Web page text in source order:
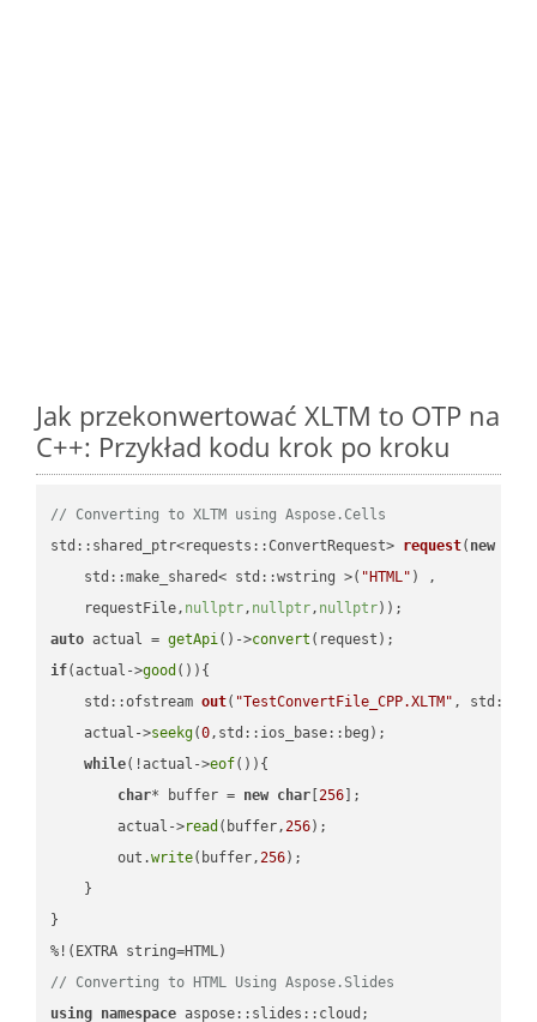
Jak przekonwertować XLTM to OTP na
C++: Przykład kodu krok po kroku
// Converting to XLTM using Aspose.Cells
std::shared_ptr<requests::ConvertRequest> request( new
    std::make_shared< std::wstring >(
"HTML" ) ,
    requestFile,
nullptr, nullptr, nullptr))
auto actual = getApi()->convert
if(actual->good ()){
std::ofstream out( "TestConvertFile_CPP.XLTM" ,
    actual->
seekg(0,std::ios_base::beg);
while(!actual->eof()){
char* buffer = new char [256 ];
        actual->
read (buffer,256);
        out.
write(buffer,256);
    }
}
// Converting to HTML Using Aspose.Slides
using namespace aspose::slides::cloud;